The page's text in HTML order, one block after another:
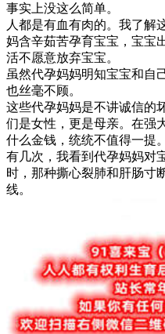
事实上没这么简单。
人都是有血有肉的。我了解
妈含辛茹苦孕育宝宝，宝宝
活不愿意放弃宝宝。
虽然代孕妈妈明知宝宝和自
也丝毫不顾。
这些代孕妈妈是不讲诚信的
们是女性，更是母亲。在强
什么金钱，统统不值得一提。
有几次，我看到代孕妈妈对
时，那种撕心裂肺和肝肠寸
线。